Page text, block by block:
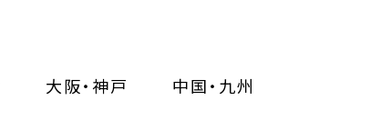
大阪・神戸 中国・九州